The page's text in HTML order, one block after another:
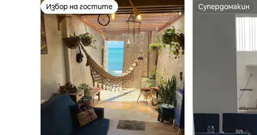
Избор на гостите
Избор на гостите Супердомакин
Супердомакин